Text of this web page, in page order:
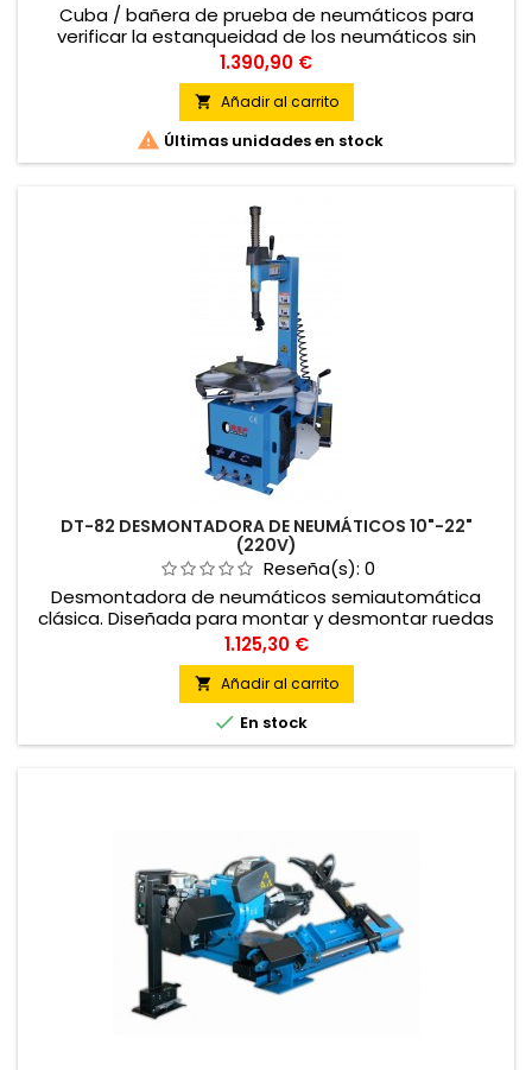
Cuba / bañera de prueba de neumáticos para
verificar la estanqueidad de los neumáticos sin
cámara para automóviles y transporte ligero. Se
sumerge el neumático en agua mediante un cilindro
neumático controlado por la válvula de palanca que
puede detener el pistón en cualquier posición, de
esta forma podemos comprobar si los neumáticos,
ruedas y cámaras...
Precio
1.390,90 €
 Añadir al carrito
 Últimas unidades en stock
DT-82 DESMONTADORA DE NEUMÁTICOS 10"-22"
(220V)
Reseña(s): 0
Desmontadora de neumáticos semiautomática
clásica. Diseñada para montar y desmontar ruedas
de turismo, furgoneta y motocicleta.
Precio
1.125,30 €
 Añadir al carrito
 En stock